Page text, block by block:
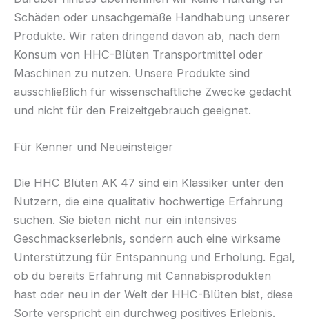
Schäden oder unsachgemäße Handhabung unserer
Produkte. Wir raten dringend davon ab, nach dem
Konsum von HHC-Blüten Transportmittel oder
Maschinen zu nutzen. Unsere Produkte sind
ausschließlich für wissenschaftliche Zwecke gedacht
und nicht für den Freizeitgebrauch geeignet.
Für Kenner und Neueinsteiger
Die HHC Blüten AK 47 sind ein Klassiker unter den
Nutzern, die eine qualitativ hochwertige Erfahrung
suchen. Sie bieten nicht nur ein intensives
Geschmackserlebnis, sondern auch eine wirksame
Unterstützung für Entspannung und Erholung. Egal,
ob du bereits Erfahrung mit Cannabisprodukten
hast oder neu in der Welt der HHC-Blüten bist, diese
Sorte verspricht ein durchweg positives Erlebnis.